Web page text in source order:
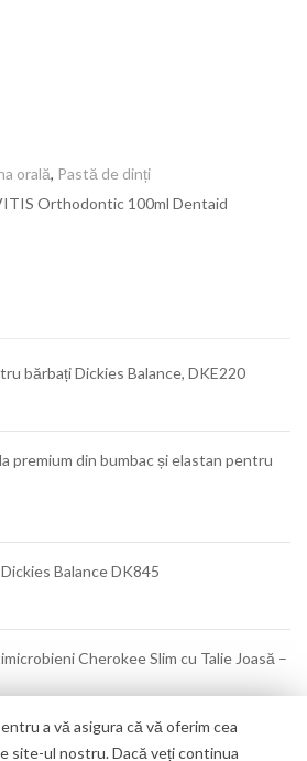
orală, Pastă de dinți
Orthodontic 100ml Dentaid
bărbați Dickies Balance, DKE220
premium din bumbac și elastan pentru
Balance DK845
Cherokee Slim cu Talie Joasă –
a vă asigura că vă oferim cea
site-ul nostru. Dacă veți continua